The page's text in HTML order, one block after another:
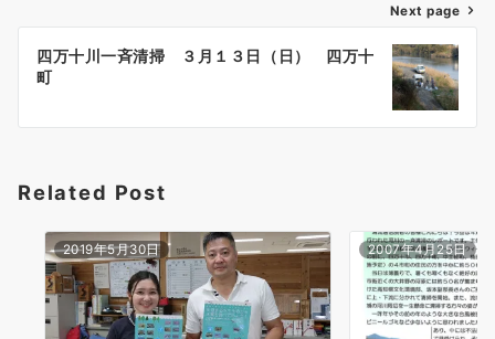
シ
ン
Next page
四万十川一斉清掃 ３月１３日（日） 四万十
町
Related Post
2019年5月30日 2007年4月25日